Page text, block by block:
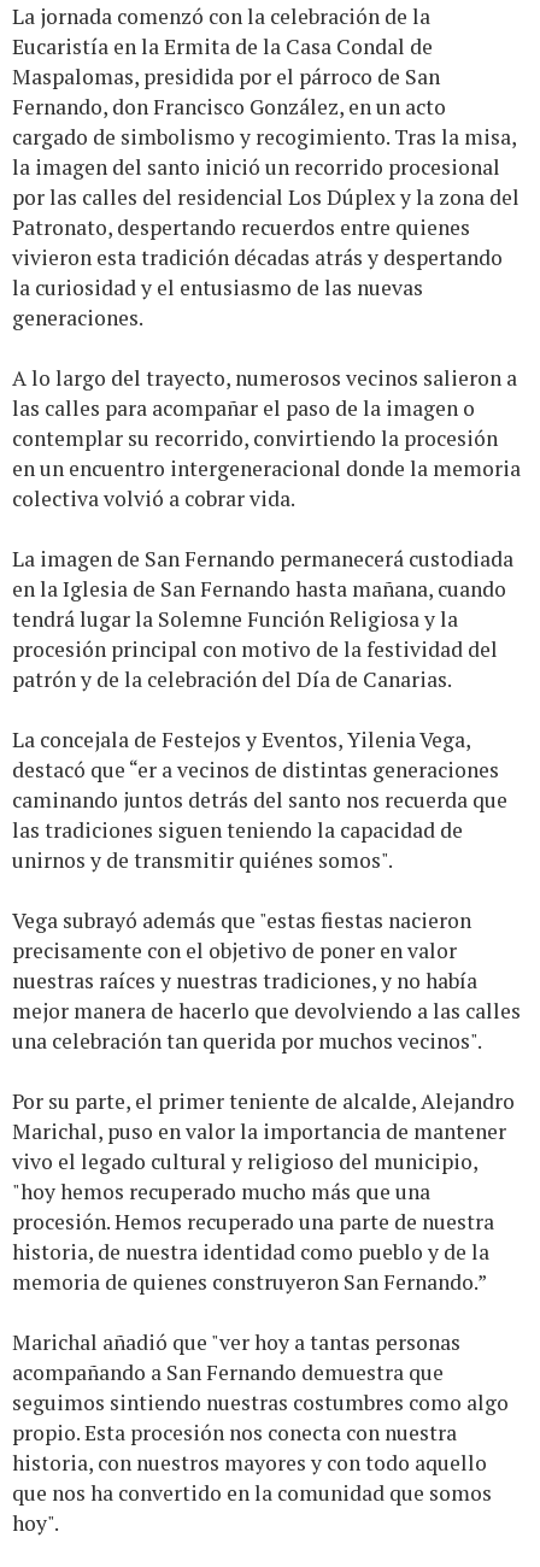
La jornada comenzó con la celebración de la
Eucaristía en la Ermita de la Casa Condal de
Maspalomas, presidida por el párroco de San
Fernando, don Francisco González, en un acto
cargado de simbolismo y recogimiento. Tras la misa,
la imagen del santo inició un recorrido procesional
por las calles del residencial Los Dúplex y la zona del
Patronato, despertando recuerdos entre quienes
vivieron esta tradición décadas atrás y despertando
la curiosidad y el entusiasmo de las nuevas
generaciones.
A lo largo del trayecto, numerosos vecinos salieron a
las calles para acompañar el paso de la imagen o
contemplar su recorrido, convirtiendo la procesión
en un encuentro intergeneracional donde la memoria
colectiva volvió a cobrar vida.
La imagen de San Fernando permanecerá custodiada
en la Iglesia de San Fernando hasta mañana, cuando
tendrá lugar la Solemne Función Religiosa y la
procesión principal con motivo de la festividad del
patrón y de la celebración del Día de Canarias.
La concejala de Festejos y Eventos, Yilenia Vega,
destacó que “er a vecinos de distintas generaciones
caminando juntos detrás del santo nos recuerda que
las tradiciones siguen teniendo la capacidad de
unirnos y de transmitir quiénes somos".
Vega subrayó además que "estas fiestas nacieron
precisamente con el objetivo de poner en valor
nuestras raíces y nuestras tradiciones, y no había
mejor manera de hacerlo que devolviendo a las calles
una celebración tan querida por muchos vecinos".
Por su parte, el primer teniente de alcalde, Alejandro
Marichal, puso en valor la importancia de mantener
vivo el legado cultural y religioso del municipio,
"hoy hemos recuperado mucho más que una
procesión. Hemos recuperado una parte de nuestra
historia, de nuestra identidad como pueblo y de la
memoria de quienes construyeron San Fernando.”
Marichal añadió que "ver hoy a tantas personas
acompañando a San Fernando demuestra que
seguimos sintiendo nuestras costumbres como algo
propio. Esta procesión nos conecta con nuestra
historia, con nuestros mayores y con todo aquello
que nos ha convertido en la comunidad que somos
hoy".